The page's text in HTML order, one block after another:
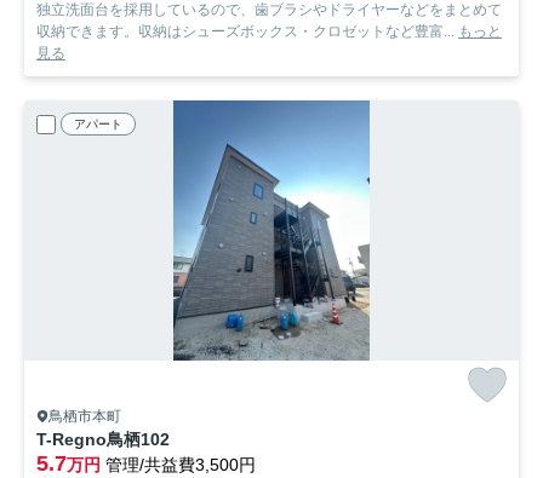
独立洗面台を採用しているので、歯ブラシやドライヤーなどをまとめて
収納できます。収納はシューズボックス・クロゼットなど豊富... もっと
見る
アパート
鳥栖市本町
T-Regno鳥栖102
5.7万円 管理/共益費3,500円